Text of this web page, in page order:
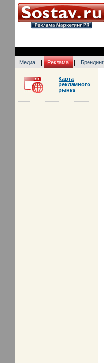
Медиа Реклама Брендинг
Карта
рекламного
рынка